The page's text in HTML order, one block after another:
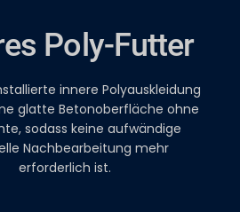
Poly-Futter
innere Polyauskleidung
glatte Betonoberfläche ohne
sodass keine aufwändige
Nachbearbeitung mehr
erforderlich ist.